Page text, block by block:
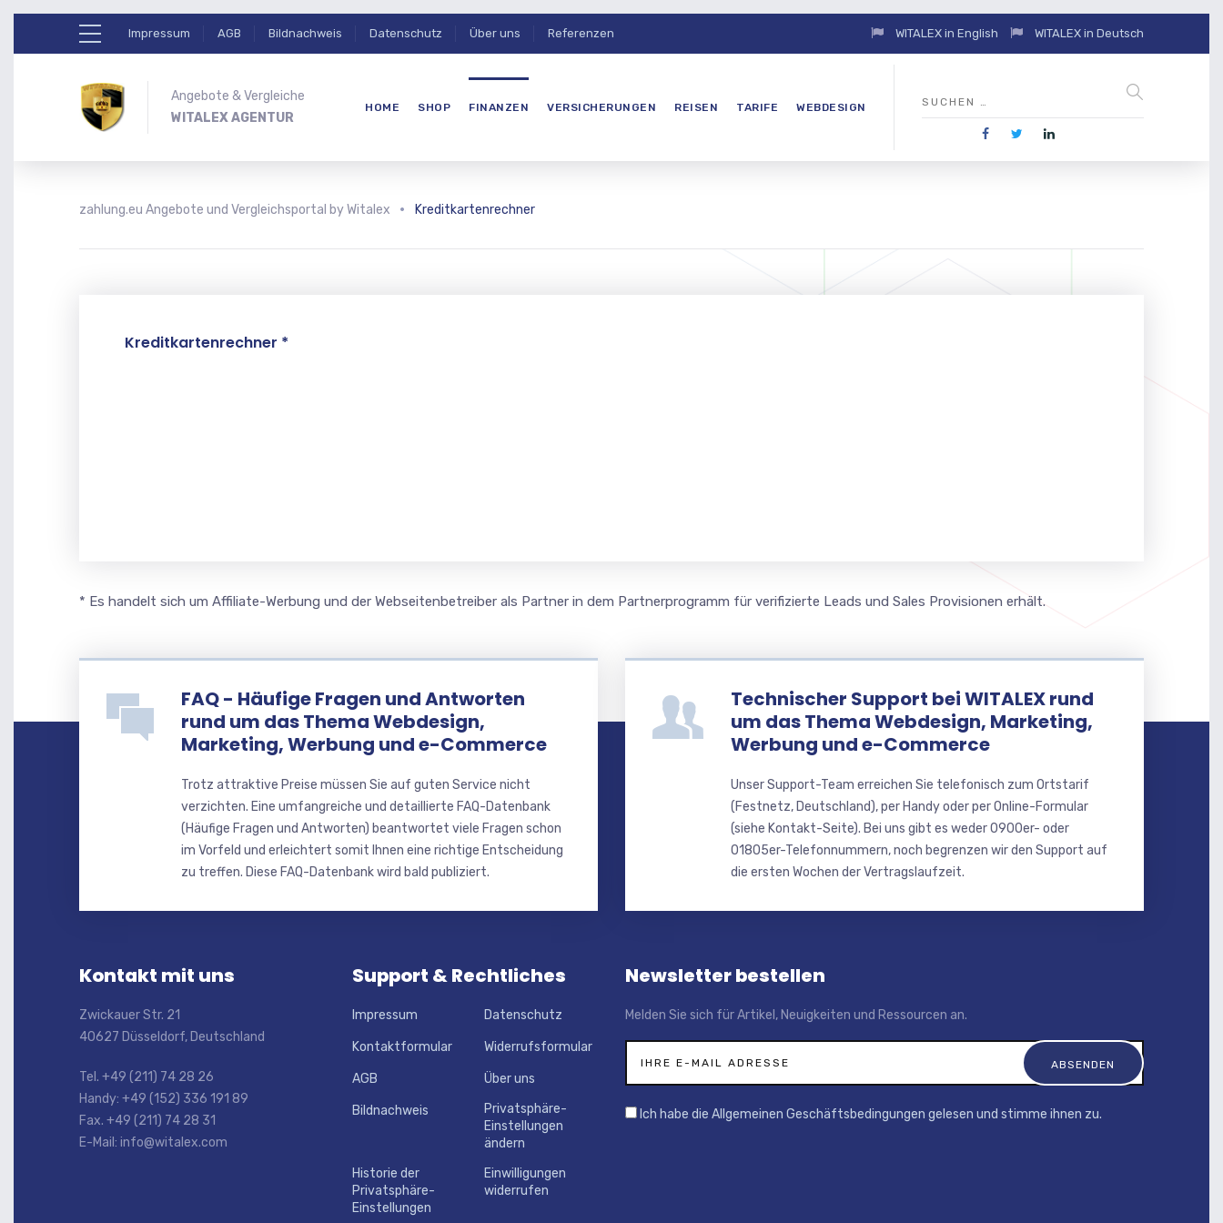
Impressum AGB Bildnachweis Datenschutz Über uns Referenzen WITALEX in English WITALEX in Deutsch
Angebote & Vergleiche
WITALEX AGENTUR
HOME SHOP FINANZEN VERSICHERUNGEN REISEN TARIFE WEBDESIGN
zahlung.eu Angebote und Vergleichsportal by Witalex Kreditkartenrechner
Kreditkartenrechner *
* Es handelt sich um Affiliate-Werbung und der Webseitenbetreiber als Partner in dem Partnerprogramm für verifizierte Leads und Sales Provisionen erhält.
FAQ - Häufige Fragen und Antworten
rund um das Thema Webdesign,
Marketing, Werbung und e-Commerce
Trotz attraktive Preise müssen Sie auf guten Service nicht
verzichten. Eine umfangreiche und detaillierte FAQ-Datenbank
(Häufige Fragen und Antworten) beantwortet viele Fragen schon
im Vorfeld und erleichtert somit Ihnen eine richtige Entscheidung
zu treffen. Diese FAQ-Datenbank wird bald publiziert.
Technischer Support bei WITALEX rund
um das Thema Webdesign, Marketing,
Werbung und e-Commerce
Unser Support-Team erreichen Sie telefonisch zum Ortstarif
(Festnetz, Deutschland), per Handy oder per Online-Formular
(siehe Kontakt-Seite). Bei uns gibt es weder 0900er- oder
01805er-Telefonnummern, noch begrenzen wir den Support auf
die ersten Wochen der Vertragslaufzeit.
Kontakt mit uns
Zwickauer Str. 21
40627 Düsseldorf, Deutschland
Tel. +49 (211) 74 28 26
Handy: +49 (152) 336 191 89
Fax. +49 (211) 74 28 31
E-Mail: info@witalex.com
Support & Rechtliches
Impressum Datenschutz
Kontaktformular Widerrufsformular
AGB Über uns
Bildnachweis
Privatsphäre-
Einstellungen
ändern
Historie der
Privatsphäre-
Einstellungen
Einwilligungen
widerrufen
Newsletter bestellen
Melden Sie sich für Artikel, Neuigkeiten und Ressourcen an.
Ich habe die Allgemeinen Geschäftsbedingungen gelesen und stimme ihnen zu.